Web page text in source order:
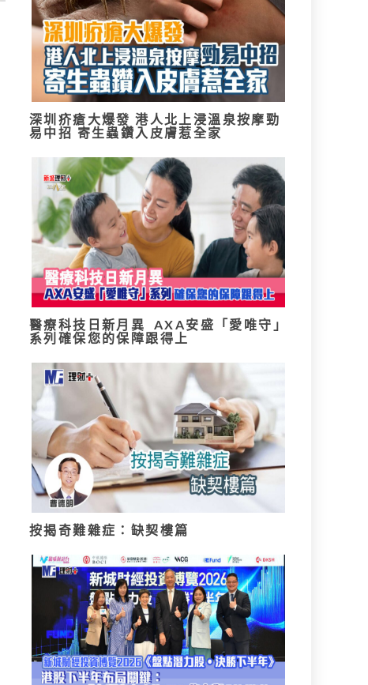
深圳疥瘡大爆發 港人北上浸溫泉按摩勁
易中招 寄生蟲鑽入皮膚惹全家
醫療科技日新月異 AXA安盛「愛唯守」
系列確保您的保障跟得上
按揭奇難雜症：缺契樓篇